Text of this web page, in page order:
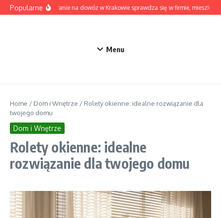
Przejdź do treści
PopularneKiedy pranie na dowóz w Krakowie sprawdza się w firmie,
Menu
Home / Dom i Wnętrze / Rolety okienne: idealne rozwiązanie dla
twojego domu
Dom i Wnętrze
Rolety okienne: idealne
rozwiązanie dla twojego domu